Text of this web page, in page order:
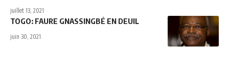
juillet 13, 2021
TOGO: FAURE GNASSINGBÉ EN DEUIL
juin 30, 2021